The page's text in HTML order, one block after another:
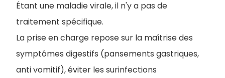
Étant une maladie virale, il n'y a pas de
traitement spécifique.
La prise en charge repose sur la maîtrise des
symptômes digestifs (pansements gastriques,
anti vomitif), éviter les surinfections